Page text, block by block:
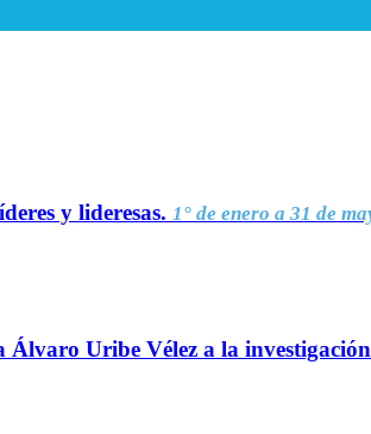
y lideresas. 1° de enero a 31 de
Uribe Vélez a la